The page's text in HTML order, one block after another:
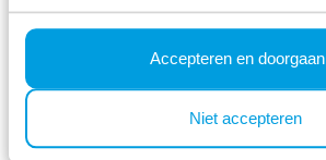
Accepteren en doorgaan
Niet accepteren
Im Park